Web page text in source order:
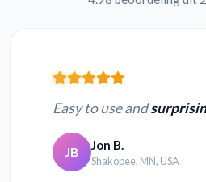
Easy to use and
JB Jon B.
Shakopee, MN, USA